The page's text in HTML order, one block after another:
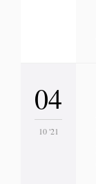
04
10 '21